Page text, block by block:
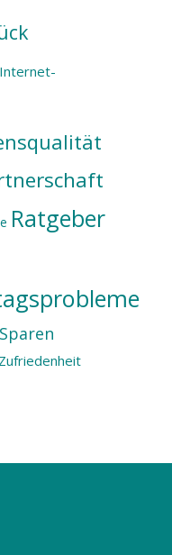
Internet-
Ratgeber
Sparen
Zufriedenheit